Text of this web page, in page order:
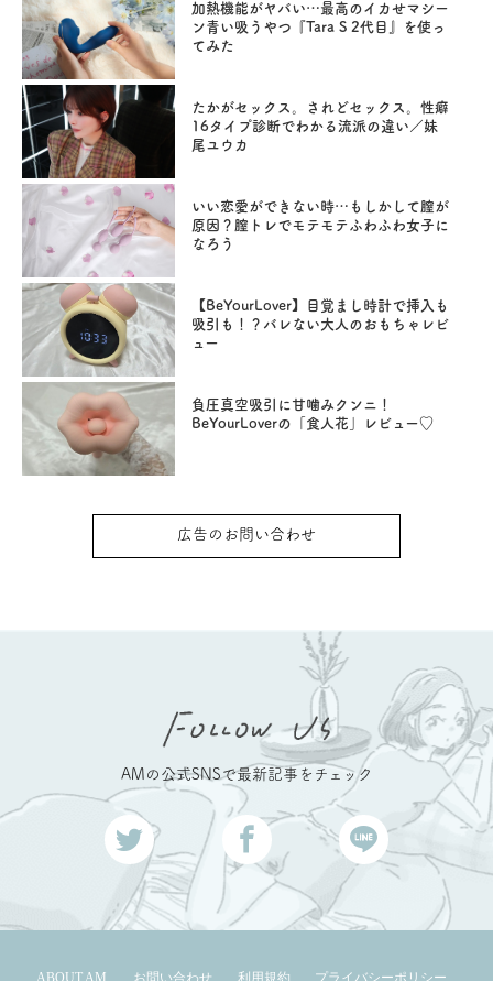
加熱機能がヤバい…最高のイカせマシー
ン青い吸うやつ『Tara S 2代目』を使っ
てみた
たかがセックス。されどセックス。性癖
16タイプ診断でわかる流派の違い／妹
尾ユウカ
いい恋愛ができない時…もしかして膣が
原因？膣トレでモテモテふわふわ女子に
なろう
【BeYourLover】目覚まし時計で挿入も
吸引も！？バレない大人のおもちゃレビ
ュー
負圧真空吸引に甘噛みクンニ！
BeYourLoverの「食人花」レビュー♡
広告のお問い合わせ
AMの公式SNSで最新記事をチェック
ABOUT AM お問い合わせ 利用規約 プライバシーポリシー